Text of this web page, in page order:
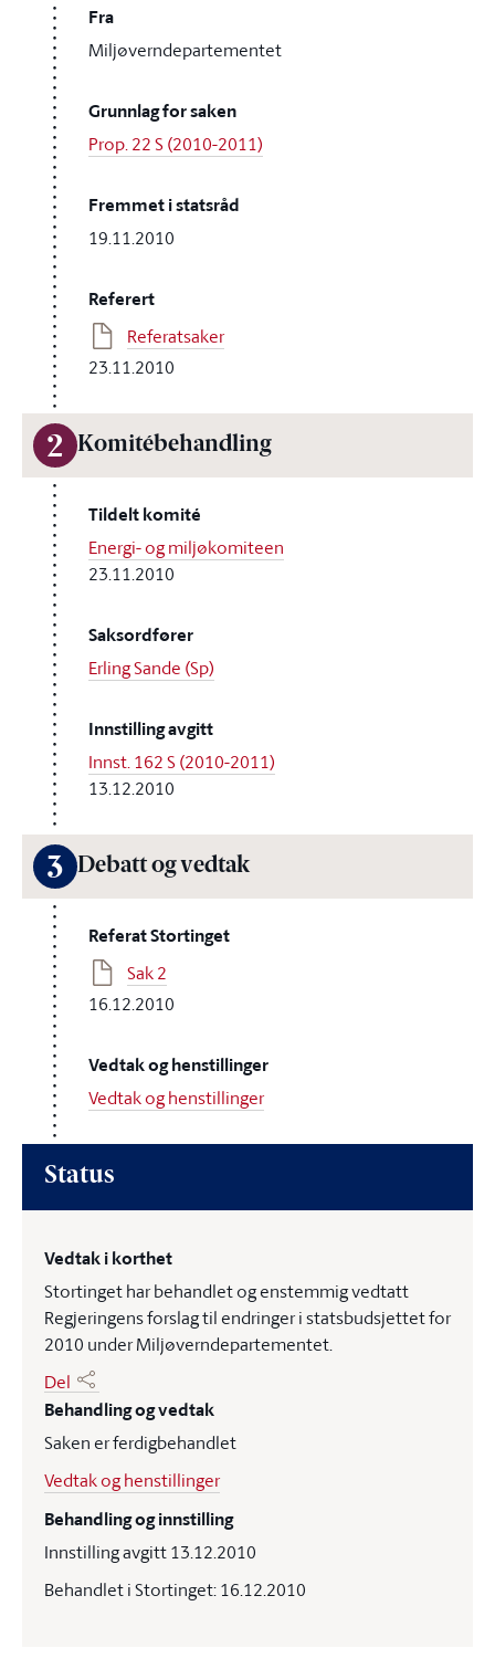
Fra
Miljøverndepartementet
Grunnlag for saken
Prop. 22 S (2010-2011)
Fremmet i statsråd
19.11.2010
Referert
Referatsaker
23.11.2010
2 Komitébehandling
Tildelt komité
Energi- og miljøkomiteen
23.11.2010
Saksordfører
Erling Sande (Sp)
Innstilling avgitt
Innst. 162 S (2010-2011)
13.12.2010
3 Debatt og vedtak
Referat Stortinget
Sak 2
16.12.2010
Vedtak og henstillinger
Vedtak og henstillinger
Status
Vedtak i korthet
Stortinget har behandlet og enstemmig vedtatt
Regjeringens forslag til endringer i statsbudsjettet for
2010 under Miljøverndepartementet.
Del
Behandling og vedtak
Saken er ferdigbehandlet
Vedtak og henstillinger
Behandling og innstilling
Innstilling avgitt 13.12.2010
Behandlet i Stortinget: 16.12.2010